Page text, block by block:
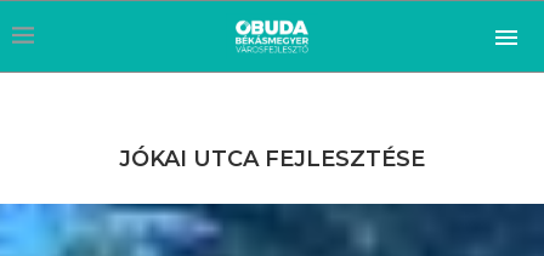
JÓKAI UTCA FEJLESZTÉSE